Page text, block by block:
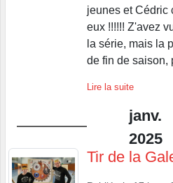
jeunes et Cédric
eux !!!!!! Z'avez
la série, mais la
de fin de saison,
Lire la suite
janv.
2025
Tir de la